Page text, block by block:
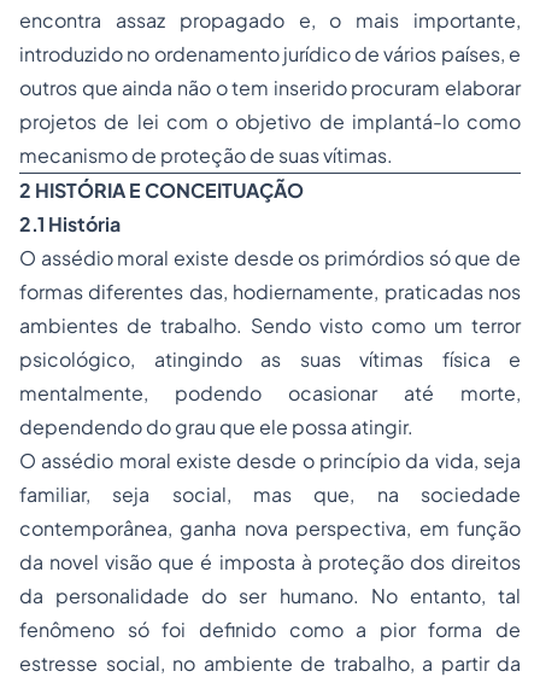
encontra assaz propagado e, o mais importante,
introduzido no ordenamento jurídico de vários países, e
outros que ainda não o tem inserido procuram elaborar
projetos de lei com o objetivo de implantá-lo como
mecanismo de proteção de suas vítimas.
2 HISTÓRIA E CONCEITUAÇÃO
2.1 História
O assédio moral existe desde os primórdios só que de
formas diferentes das, hodiernamente, praticadas nos
ambientes de trabalho. Sendo visto como um terror
psicológico, atingindo as suas vítimas física e
mentalmente, podendo ocasionar até morte,
dependendo do grau que ele possa atingir.
O assédio moral existe desde o princípio da vida, seja
familiar, seja social, mas que, na sociedade
contemporânea, ganha nova perspectiva, em função
da novel visão que é imposta à proteção dos direitos
da personalidade do ser humano. No entanto, tal
fenômeno só foi definido como a pior forma de
estresse social, no ambiente de trabalho, a partir da